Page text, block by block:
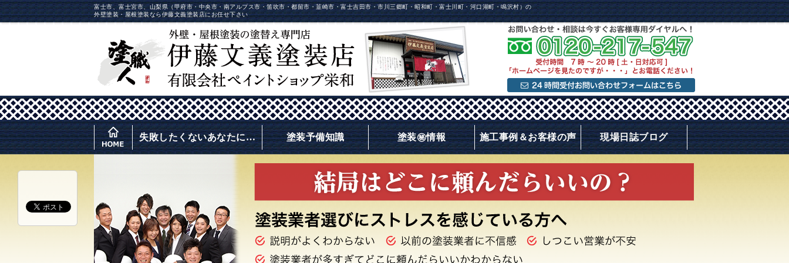
富士市、富士宮市、山梨県（甲府市・中央市・南アルプス市・笛吹市・都留市・韮崎市・富士吉田市・市川三郷町・昭和町・富士川町・河口湖町・鳴沢村）の
外壁塗装・屋根塗装なら伊藤文義塗装店にお任せ下さい
失敗したくないあなたに… 塗装予備知識 塗装㊙情報 施工事例＆お客様の声 現場日誌ブログ